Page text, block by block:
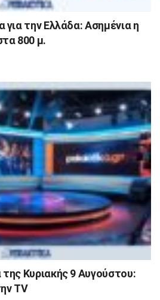
για την Ελλάδα: Ασημένια η
800 μ.
Κυριακής 9 Αυγούστου:
TV